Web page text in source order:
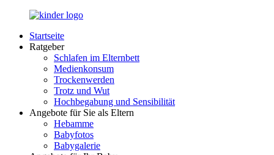
Zurück
Inhalt
LuckyKids.de
Das
Nachwuchs
Startseite
Ratgeber
Schlafen im Elternbett
Medienkonsum
Trockenwerden
Trotz und Wut
Hochbegabung und Sensibilität
Angebote für Sie als Eltern
Hebamme
Babyfotos
Babygalerie